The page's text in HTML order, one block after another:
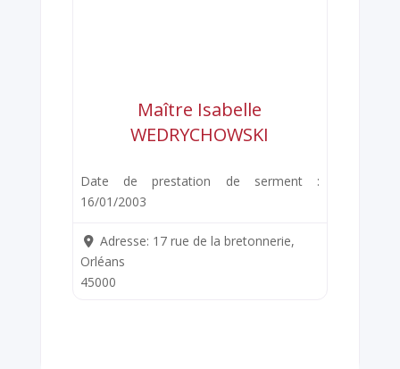
Maître Isabelle
WEDRYCHOWSKI
Date de prestation de serment :
16/01/2003
Adresse: 17 rue de la bretonnerie,
Orléans
45000